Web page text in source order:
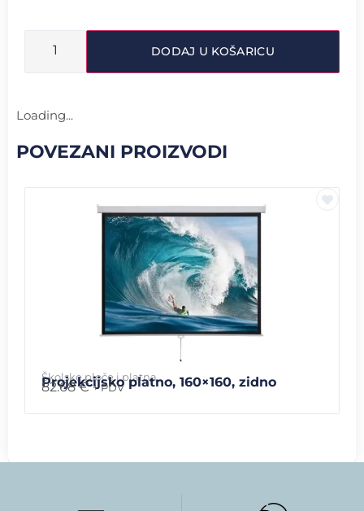
DODAJ U KOŠARICU
Loading...
POVEZANI PROIZVODI
Školske ploče i platna
Projekcijsko platno, 160×160, zidno
82.68€ + PDV